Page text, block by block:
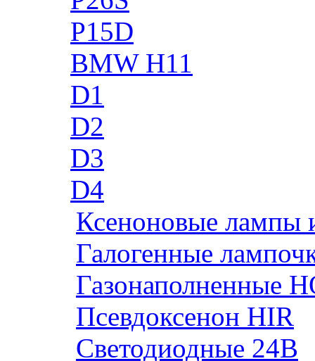
P15D
BMW H11
D1
D2
D3
D4
Ксеноновые лампы
Галогенные
Газонаполненные
Псевдоксенон HIR
Cветодиодные 24B